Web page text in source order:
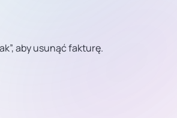
aby usunąć fakturę.